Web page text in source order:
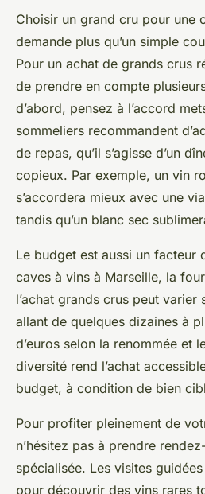
Choisir un grand cru pour une
demande plus qu’un simple
Pour un achat de grands crus
de prendre en compte
d’abord, pensez à l’accord
sommeliers recommandent
de repas, qu’il s’agisse d’un
copieux. Par exemple, un vin
s’accordera mieux avec une
tandis qu’un blanc sec
Le budget est aussi un facteur
caves à vins à Marseille, la
l’achat grands crus peut varier
allant de quelques dizaines à
d’euros selon la renommée et
diversité rend l’achat
budget, à condition de bien
Pour profiter pleinement de
n’hésitez pas à prendre
spécialisée. Les visites
pour découvrir des vins rares